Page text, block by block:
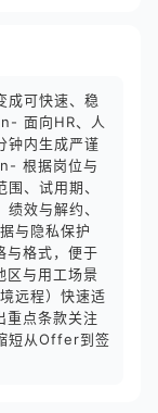
成可快速、稳
面向HR、人
钟内生成严谨
根据岗位与
、试用期、
效与解约、
与隐私保护
与格式，便于
区与用工场景
远程）快速适
重点条款关注
短从Offer到签